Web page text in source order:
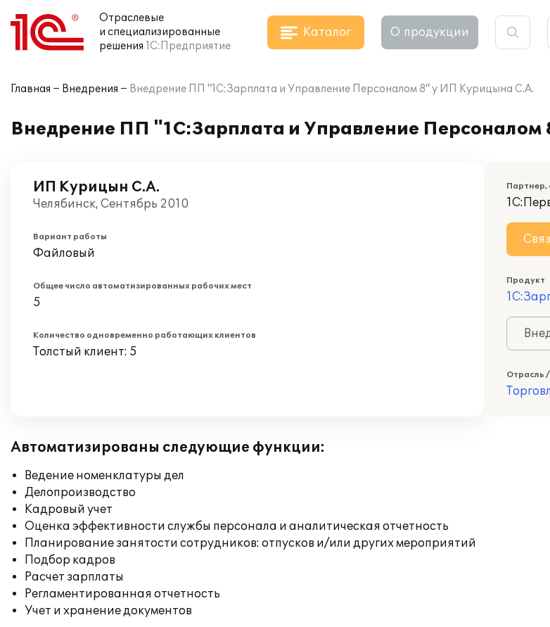
Отраслевые
и специализированные
решения 1С:Предприятие
Каталог О продукции
Главная Внедрения Внедрение ПП "1С:Зарплата и Управление Персоналом 8" у ИП Курицына С.А.
Внедрение ПП "1С:Зарплата и Управление
ИП Курицын С.А.
Челябинск, Сентябрь 2010
Вариант работы
Файловый
Общее число автоматизированных рабочих мест
5
Количество одновременно работающих клиентов
Толстый клиент: 5
Партнер,
Продукт
Отрасль
Автоматизированы следующие функции:
Ведение номенклатуры дел
Делопроизводство
Кадровый учет
Оценка эффективности службы персонала и аналитическая отчетность
Планирование занятости сотрудников: отпусков и/или других мероприятий
Подбор кадров
Расчет зарплаты
Регламентированная отчетность
Учет и хранение документов